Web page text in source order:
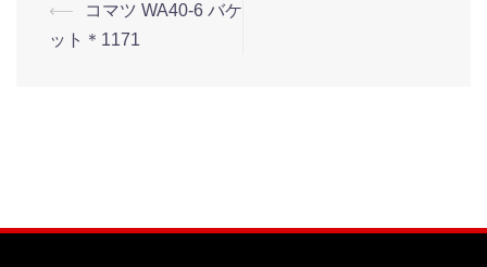
⟵
コマツ WA40-6 バケ
ット＊1171